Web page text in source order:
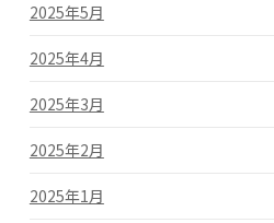
2025年5月
2025年4月
2025年3月
2025年2月
2025年1月